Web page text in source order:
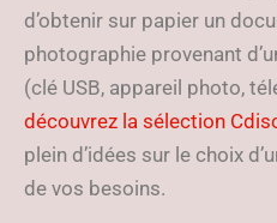
d’obtenir sur papier un
photographie provenant
(clé USB, appareil photo,
découvrez la sélection
plein d’idées sur le choix
de vos besoins.